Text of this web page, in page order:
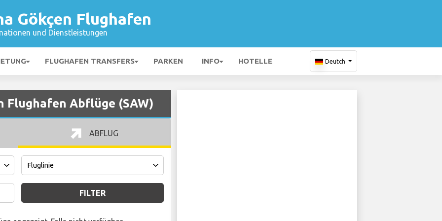
Gökçen Flughafen
und Dienstleistungen
FLUGHAFEN TRANSFERS PARKEN INFO HOTELLE Deutch
Flughafen Abflüge (SAW)
ABFLUG
FILTER